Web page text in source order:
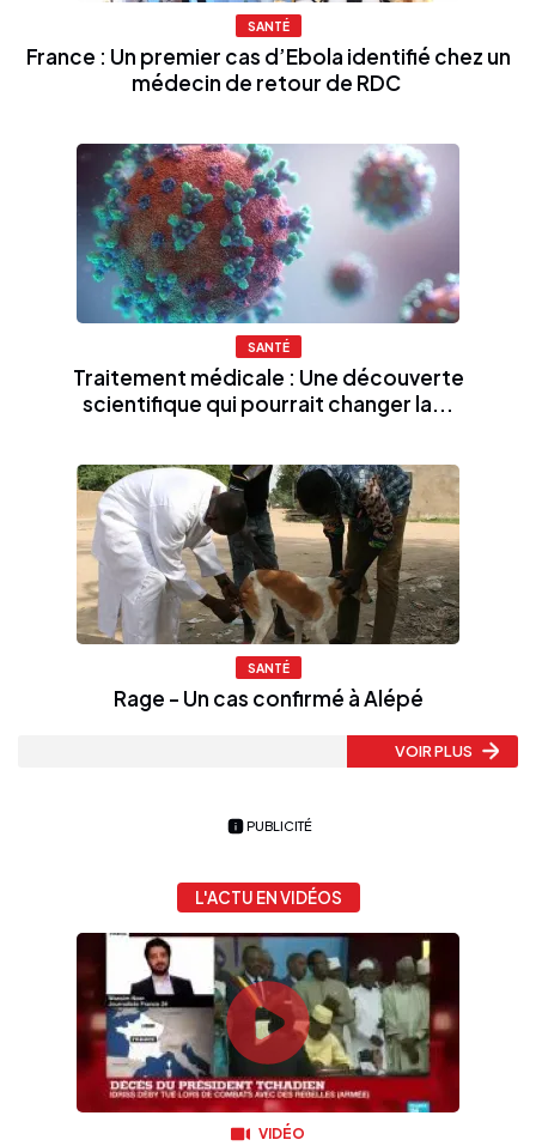
SANTÉ
France : Un premier cas d’Ebola identifié chez un
médecin de retour de RDC
SANTÉ
Traitement médicale : Une découverte
scientifique qui pourrait changer la...
SANTÉ
Rage - Un cas confirmé à Alépé
VOIR PLUS
PUBLICITÉ
L'ACTU EN VIDÉOS
VIDÉO